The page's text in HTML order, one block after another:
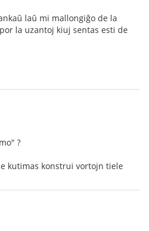
laŭ mi mallongiĝo de la
la uzantoj kiuj sentas esti de
?
kutimas konstrui vortojn tiele